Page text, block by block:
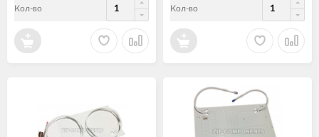
Кол-во Кол-во